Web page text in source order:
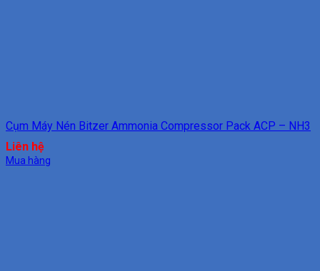
Cụm Máy Nén Bitzer Ammonia Compressor Pack ACP – NH3
Liên hệ
Mua hàng